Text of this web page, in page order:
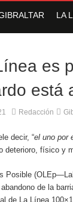
LA
es
está
Redacción
decir, “el uno por
deterioro, físico y
Posible
de la
de La Línea